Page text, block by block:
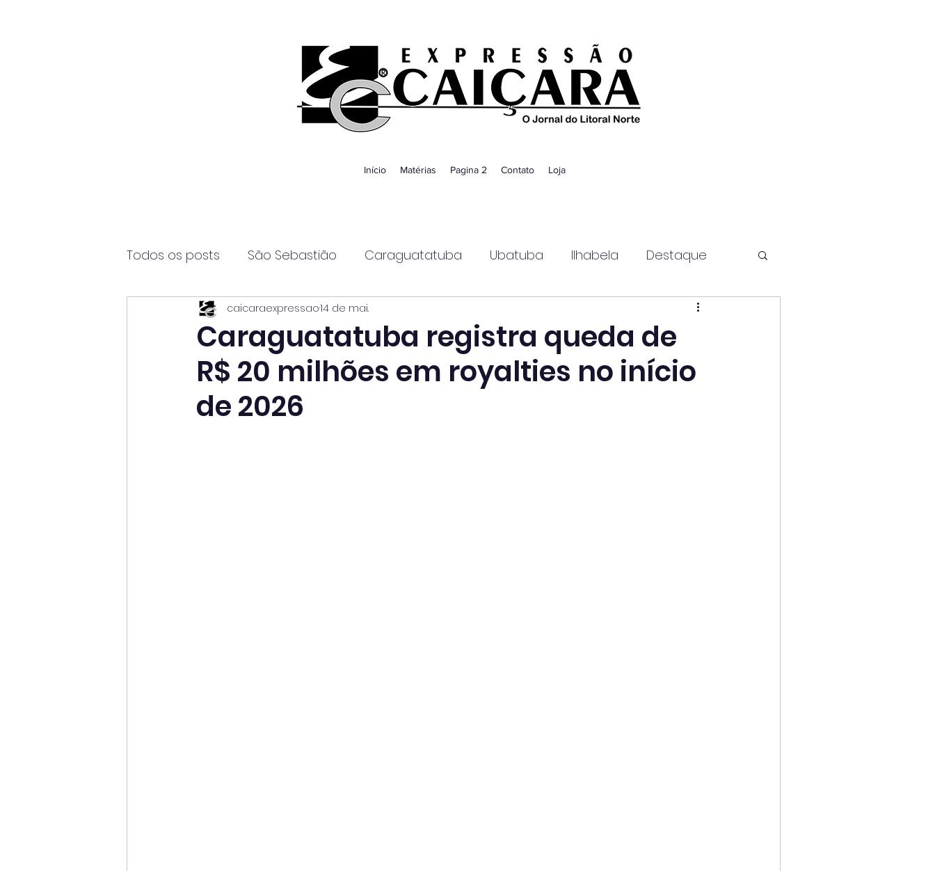
Início Matérias Pagina 2 Contato Loja
Todos os posts São Sebastião Caraguatatuba Ubatuba Ilhabela Destaque
Página2 Itanhaém Guaratinguetá
Caraguatatuba registra queda de
R$ 20 milhões em royalties no início
de 2026
caicaraexpressao14 de mai.